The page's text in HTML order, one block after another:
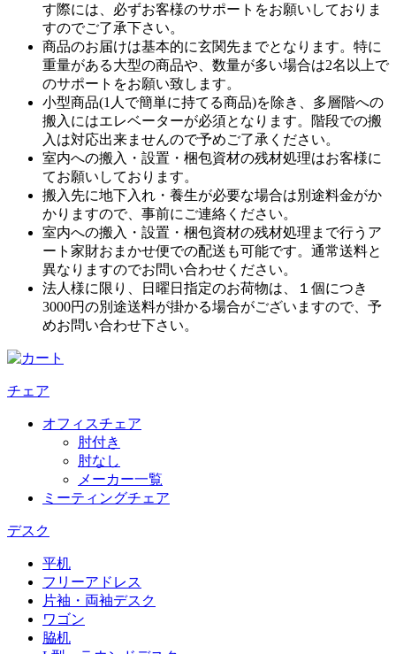
す際には、必ずお客様のサポートをお願いしておりま
すのでご了承下さい。
商品のお届けは基本的に玄関先までとなります。特に
重量がある大型の商品や、数量が多い場合は2名以上で
のサポートをお願い致します。
小型商品(1人で簡単に持てる商品)を除き、多層階への
搬入にはエレベーターが必須となります。階段での搬
入は対応出来ませんので予めご了承ください。
室内への搬入・設置・梱包資材の残材処理はお客様に
てお願いしております。
搬入先に地下入れ・養生が必要な場合は別途料金がか
かりますので、事前にご連絡ください。
室内への搬入・設置・梱包資材の残材処理まで行うア
ート家財おまかせ便での配送も可能です。通常送料と
異なりますのでお問い合わせください。
法人様に限り、日曜日指定のお荷物は、１個につき
3000円の別途送料が掛かる場合がございますので、予
めお問い合わせ下さい。
チェア
オフィスチェア
肘付き
肘なし
メーカー一覧
ミーティングチェア
デスク
平机
フリーアドレス
片袖・両袖デスク
ワゴン
脇机